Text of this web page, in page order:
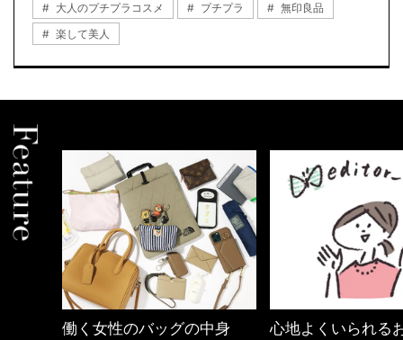
大人のプチプラコスメ
プチプラ
無印良品
楽して美人
働く女性のバッグの中身
心地よくいられる